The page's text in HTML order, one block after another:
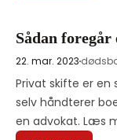
Sådan
22. mar. 2023
Privat skifte er en
selv håndterer
en advokat. Læs